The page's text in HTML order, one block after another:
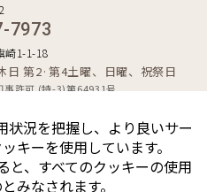
7973
崎1-1-18
第2·第4土曜、日曜、祝祭日
許可 (特-3)第64931号
県知事（10）第9254号